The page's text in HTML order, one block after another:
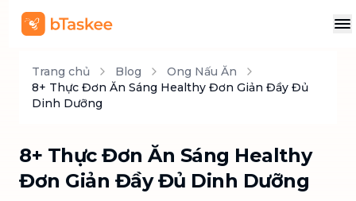
Trang chủ Blog
Ong Nấu Ăn
8+ Thực Đơn Ăn Sáng Healthy Đơn Giản Đầy Đủ
Dinh Dưỡng
8+ Thực Đơn Ăn Sáng Healthy
Đơn Giản Đầy Đủ Dinh Dưỡng